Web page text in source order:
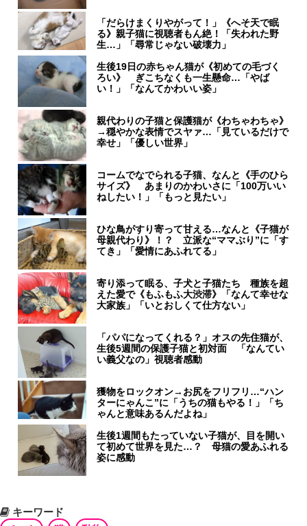
「だらけまくりやがって！」《へそ天で眠
る》親子猫に視聴者もん絶！「失われた野
生…」「尋常じゃない破壊力」
生後19日の赤ちゃん猫が《初めての毛づく
ろい》 ぎこちなくも一生懸命…「やば
い！」「なんてかわいい姿」
親代わりの子猫と保護猫が《わちゃわちゃ》
→穏やかな表情でスヤァ…「見ているだけで
幸せ」「優しい世界」
コームでなでられる子猫、なんと《手のひら
サイズ》 あまりのかわいさに「100万いい
ねしたい！」「もっと見たい」
ひな鳥がすり寄って甘える…なんと《子猫が
母親代わり》！？ 立派な“ママぶり”に「す
てき」「愛情にあふれてる」
寄り添って眠る、子犬と子猫たち 種族を超
えた愛で《もふもふ大渋滞》「なんて幸せな
大家族」「いとおしくて仕方ない」
「パパになってくれる？」オスの先住猫が、
生後5週間の保護子猫と初対面 「なんてい
い義父なの」視聴者感動
獲物をロックオン→お尻をフリフリ…“ハン
ターにゃんこ”に「うちの猫もやる！」「ち
ゃんと意味あるんだよね」
生後1週間もたっていない子猫が、目を開い
て初めて世界を見た…？ 母猫の愛あふれる
姿に感動
キーワード